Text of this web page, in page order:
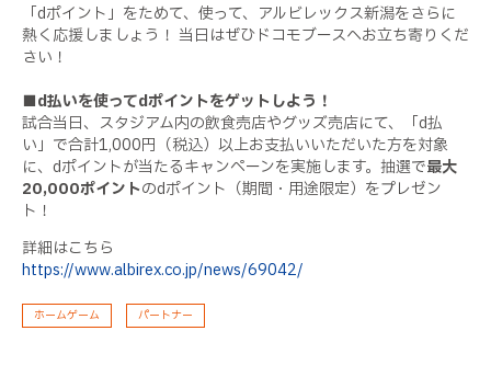
「dポイント」をためて、使って、アルビレックス新潟をさらに
熱く応援しましょう！ 当日はぜひドコモブースへお立ち寄りくだ
さい！
■d払いを使ってdポイントをゲットしよう！
試合当日、スタジアム内の飲食売店やグッズ売店にて、「d払
い」で合計1,000円（税込）以上お支払いいただいた方を対象
に、dポイントが当たるキャンペーンを実施します。抽選で最大
20,000ポイントのdポイント（期間・用途限定）をプレゼン
ト！
詳細はこちら
https://www.albirex.co.jp/news/69042/
ホームゲーム パートナー